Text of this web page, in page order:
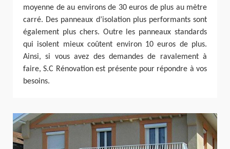
moyenne de au environs de 30 euros de plus au mètre
carré. Des panneaux d’isolation plus performants sont
également plus chers. Outre les panneaux standards
qui isolent mieux coûtent environ 10 euros de plus.
Ainsi, si vous avez des demandes de ravalement à
faire, S.C Rénovation est présente pour répondre à vos
besoins.